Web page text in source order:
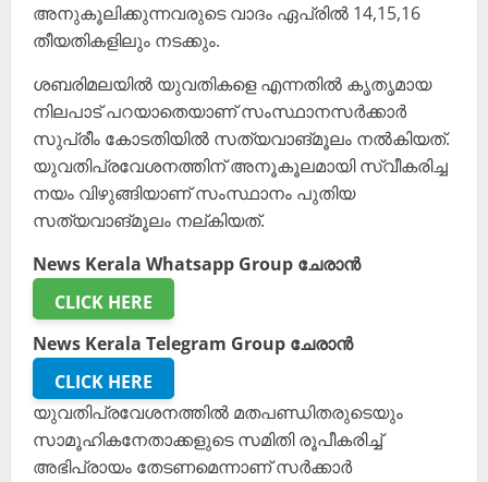
അനുകൂലിക്കുന്നവരുടെ വാദം ഏപ്രിൽ 14,15,16
തീയതികളിലും നടക്കും.
ശബരിമലയിൽ യുവതികളെ എന്നതിൽ കൃതൃമായ
നിലപാട് പറയാതെയാണ് സംസ്ഥാനസർക്കാർ
സുപ്രീം കോടതിയിൽ സത്യവാങ്മൂലം നൽകിയത്.
യുവതിപ്രവേശനത്തിന് അനൂകൂലമായി സ്വീകരിച്ച
നയം വിഴുങ്ങിയാണ് സംസ്ഥാനം പുതിയ
സത്യവാങ്മൂലം നല്കിയത്.
News Kerala Whatsapp Group ചേരാൻ
CLICK HERE
News Kerala Telegram Group ചേരാൻ
CLICK HERE
യുവതിപ്രവേശനത്തിൽ മതപണ്ഡിതരുടെയും
സാമൂഹികനേതാക്കളുടെ സമിതി രൂപീകരിച്ച്
അഭിപ്രായം തേടണമെന്നാണ് സർക്കാർ